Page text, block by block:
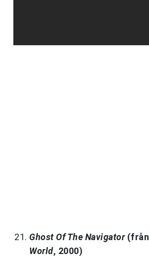
Ghost Of The Navigator (från
World, 2000)